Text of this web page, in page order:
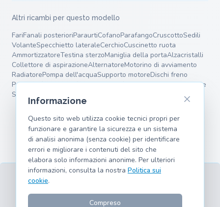
Altri ricambi per questo modello
FariFanali posterioriParaurtiCofanoParafangoCruscottoSedili
VolanteSpecchietto lateraleCerchioCuscinetto ruota
AmmortizzatoreTestina sterzoManiglia della portaAlzacristalli
Collettore di aspirazioneAlternatoreMotorino di avviamento
RadiatorePompa dell'acquaSupporto motoreDischi freno
Pastiglie frenoPinza frenoTamburo frenoSilenziatore terminale
Silenziatore intermedio
TerminiPrivacyNote legaliCookiesModelli supportati
© 2026 hank.parts S. L. - Fatto con ❤️ per gli appassionati di
Informazione
Questo sito web utilizza cookie tecnici propri per
funzionare e garantire la sicurezza e un sistema
di analisi anonima (senza cookie) per identificare
errori e migliorare i contenuti del sito che
elabora solo informazioni anonime. Per ulteriori
informazioni, consulta la nostra Politica sui
cookie.
Compreso